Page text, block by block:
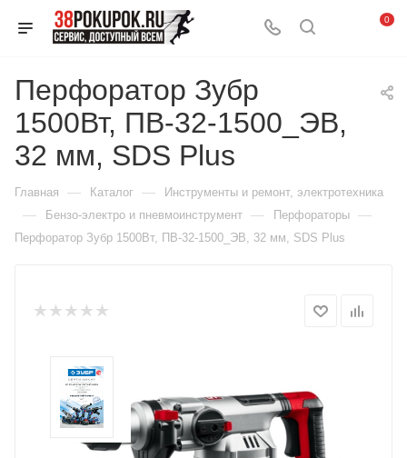
0
Перфоратор Зубр
1500Вт, ПВ-32-1500_ЭВ,
32 мм, SDS Plus
Главная — Каталог — Инструменты и ремонт, электротехника
— Бензо-электро и пневмоинструмент — Перфораторы —
Перфоратор Зубр 1500Вт, ПВ-32-1500_ЭВ, 32 мм, SDS Plus